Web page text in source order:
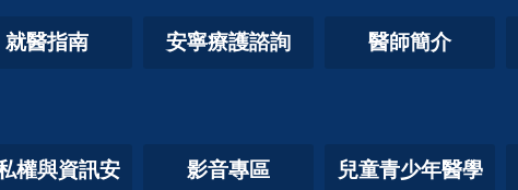
就醫指南 安寧療護諮詢 醫師簡介
權與資訊安
影音專區
兒童青少年醫學